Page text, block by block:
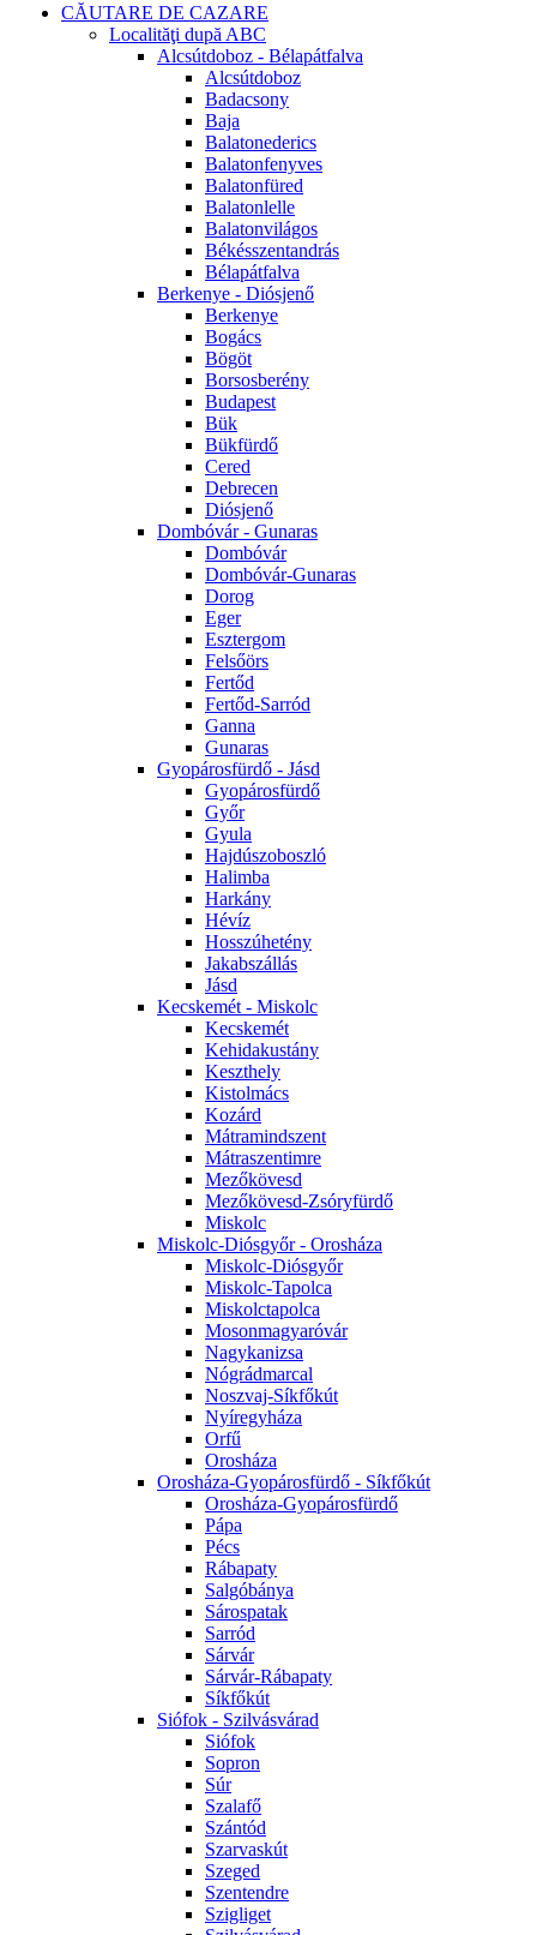
CĂUTARE DE CAZARE
Localităţi după ABC
Alcsútdoboz - Bélapátfalva
Alcsútdoboz
Badacsony
Baja
Balatonederics
Balatonfenyves
Balatonfüred
Balatonlelle
Balatonvilágos
Békésszentandrás
Bélapátfalva
Berkenye - Diósjenő
Berkenye
Bogács
Bögöt
Borsosberény
Budapest
Bük
Bükfürdő
Cered
Debrecen
Diósjenő
Dombóvár - Gunaras
Dombóvár
Dombóvár-Gunaras
Dorog
Eger
Esztergom
Felsőörs
Fertőd
Fertőd-Sarród
Ganna
Gunaras
Gyopárosfürdő - Jásd
Gyopárosfürdő
Győr
Gyula
Hajdúszoboszló
Halimba
Harkány
Hévíz
Hosszúhetény
Jakabszállás
Jásd
Kecskemét - Miskolc
Kecskemét
Kehidakustány
Keszthely
Kistolmács
Kozárd
Mátramindszent
Mátraszentimre
Mezőkövesd
Mezőkövesd-Zsóryfürdő
Miskolc
Miskolc-Diósgyőr - Orosháza
Miskolc-Diósgyőr
Miskolc-Tapolca
Miskolctapolca
Mosonmagyaróvár
Nagykanizsa
Nógrádmarcal
Noszvaj-Síkfőkút
Nyíregyháza
Orfű
Orosháza
Orosháza-Gyopárosfürdő - Síkfőkút
Orosháza-Gyopárosfürdő
Pápa
Pécs
Rábapaty
Salgóbánya
Sárospatak
Sarród
Sárvár
Sárvár-Rábapaty
Síkfőkút
Siófok - Szilvásvárad
Siófok
Sopron
Súr
Szalafő
Szántód
Szarvaskút
Szeged
Szentendre
Szigliget